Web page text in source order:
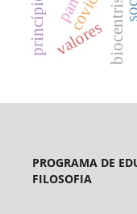
biocentrismo
valores
PROGRAMA DE
FILOSOFIA